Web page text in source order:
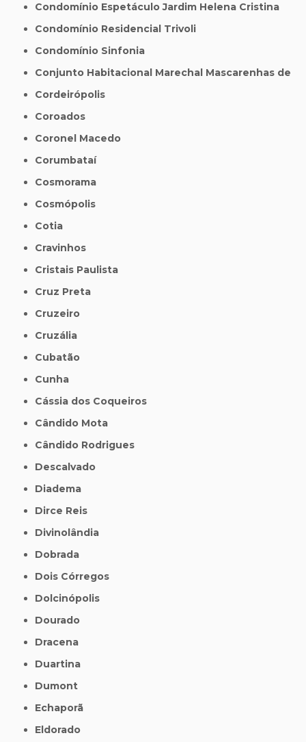
Condomínio Espetáculo Jardim Helena Cristina
Condomínio Residencial Trivoli
Condomínio Sinfonia
Conjunto Habitacional Marechal Mascarenhas de
Cordeirópolis
Coroados
Coronel Macedo
Corumbataí
Cosmorama
Cosmópolis
Cotia
Cravinhos
Cristais Paulista
Cruz Preta
Cruzeiro
Cruzália
Cubatão
Cunha
Cássia dos Coqueiros
Cândido Mota
Cândido Rodrigues
Descalvado
Diadema
Dirce Reis
Divinolândia
Dobrada
Dois Córregos
Dolcinópolis
Dourado
Dracena
Duartina
Dumont
Echaporã
Eldorado